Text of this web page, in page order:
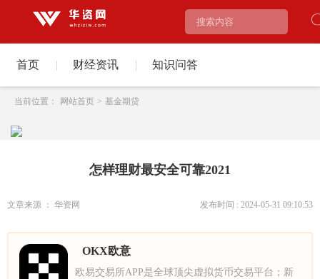
首页 | 财经资讯 | 知识问答
当前位置： 网站首页 > 基金期贷
怎样理财最安全可靠2021
文章来源 ： 华资网 发布时间 : 2024-05-31 09:10:53
OKX欧意
欧易交易所APP是全球顶尖虚拟货币交易平台；新